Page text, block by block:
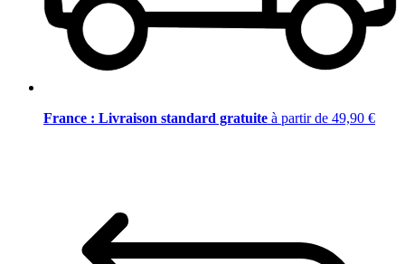
France : Livraison standard gratuite à partir de 49,90 €